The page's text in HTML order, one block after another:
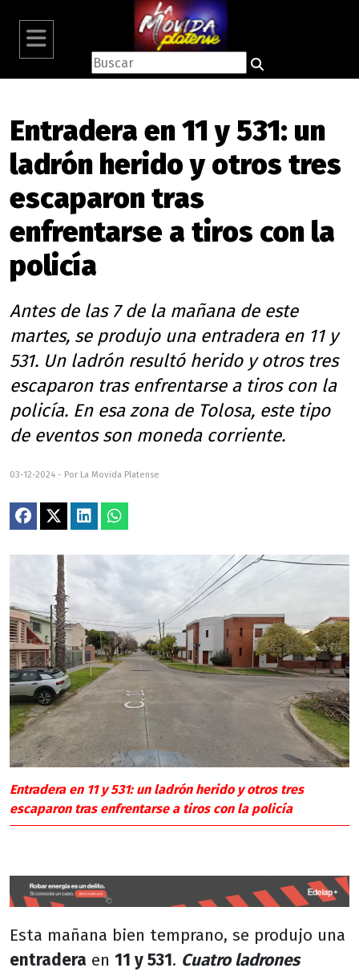
Entradera en 11 y 531: un
ladrón herido y otros tres
escaparon tras
enfrentarse a tiros con la
policía
Antes de las 7 de la mañana de este
martes, se produjo una entradera en 11 y
531. Un ladrón resultó herido y otros tres
escaparon tras enfrentarse a tiros con la
policía. En esa zona de Tolosa, este tipo
de eventos son moneda corriente.
03-12-2024 - Por La Movida Platense
Entradera en 11 y 531: un ladrón herido y otros tres
escaparon tras enfrentarse a tiros con la policía
Esta mañana bien temprano, se produjo una
entradera en 11 y 531. Cuatro ladrones